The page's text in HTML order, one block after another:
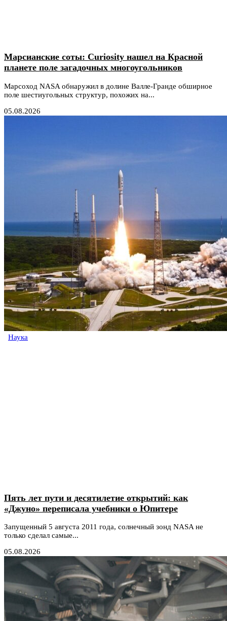
Марсианские соты: Curiosity нашел на Красной
планете поле загадочных многоугольников
Марсоход NASA обнаружил в долине Валле-Гранде обширное
поле шестиугольных структур, похожих на...
05.08.2026
Наука
Пять лет пути и десятилетие открытий: как
«Джуно» переписала учебники о Юпитере
Запущенный 5 августа 2011 года, солнечный зонд NASA не
только сделал самые...
05.08.2026